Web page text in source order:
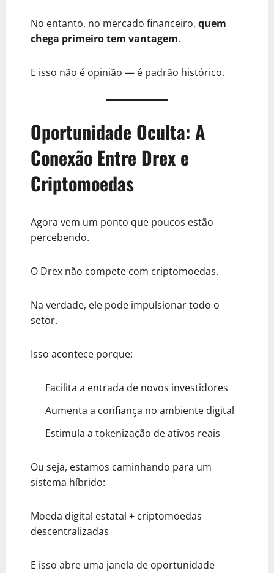
No entanto, no mercado financeiro, quem
chega primeiro tem vantagem.
E isso não é opinião — é padrão histórico.
Oportunidade Oculta: A
Conexão Entre Drex e
Criptomoedas
Agora vem um ponto que poucos estão
percebendo.
O Drex não compete com criptomoedas.
Na verdade, ele pode impulsionar todo o
setor.
Isso acontece porque:
Facilita a entrada de novos investidores
Aumenta a confiança no ambiente digital
Estimula a tokenização de ativos reais
Ou seja, estamos caminhando para um
sistema híbrido:
Moeda digital estatal + criptomoedas
descentralizadas
E isso abre uma janela de oportunidade